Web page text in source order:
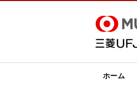
ホーム